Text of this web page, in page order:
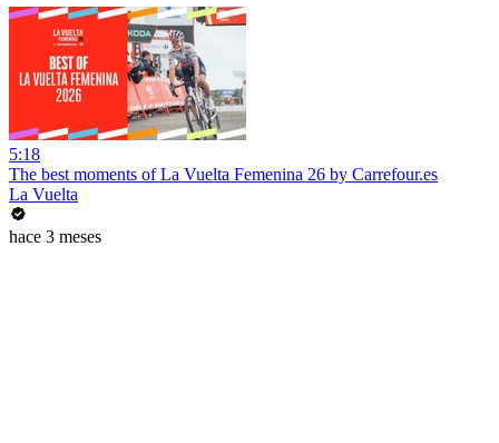
5:18
The best moments of La Vuelta Femenina 26 by Carrefour.es
La Vuelta
hace 3 meses